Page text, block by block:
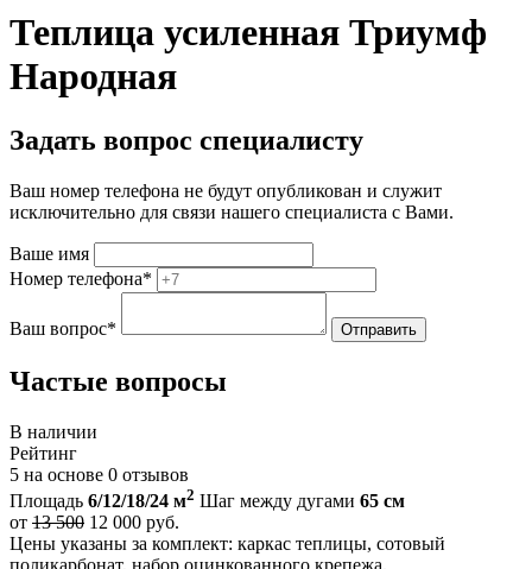
Теплица усиленная Триумф
Народная
Задать вопрос специалисту
Ваш номер телефона не будут опубликован и служит
исключительно для связи нашего специалиста с Вами.
Ваше имя
Номер телефона*
Ваш вопрос*
Частые вопросы
В наличии
Рейтинг
5 на основе 0 отзывов
Площадь 6/12/18/24 м2 Шаг между дугами 65 см
от 13 500 12 000 руб.
Цены указаны за комплект: каркас теплицы, сотовый
поликарбонат, набор оцинкованного крепежа.